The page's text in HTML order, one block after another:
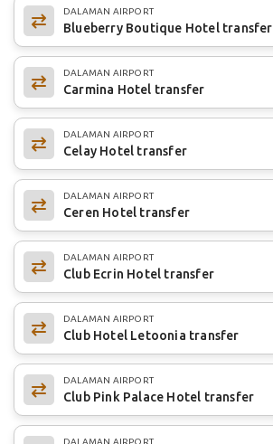
DALAMAN AIRPORT
Blueberry Boutique Hotel transfer
DALAMAN AIRPORT
Carmina Hotel transfer
DALAMAN AIRPORT
Celay Hotel transfer
DALAMAN AIRPORT
Ceren Hotel transfer
DALAMAN AIRPORT
Club Ecrin Hotel transfer
DALAMAN AIRPORT
Club Hotel Letoonia transfer
DALAMAN AIRPORT
Club Pink Palace Hotel transfer
DALAMAN AIRPORT